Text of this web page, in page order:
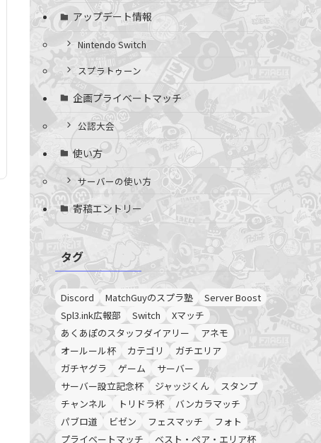
アップデート情報
Nintendo Switch
スプラトゥーン
企画プライベートマッチ
公認大会
使い方
サーバーの使い方
寄稿エントリー
タグ
Discord MatchGuyのスプラ塾
Server Boost
Spl3.ink広報部
Switch
Xマッチ
あくあぽのスタッフダイアリー
アネモ
オールール杯
カテゴリ
ガチエリア
ガチヤグラ
ゲーム
サーバー
サーバー設立記念杯
ジャッジくん
スタンプ
チャンネル
トリドラ杯
バンカラマッチ
パブロ道
ビゼン フェスマッチ
フォト
プライベートマッチ
ベスト・ペア・エリア杯